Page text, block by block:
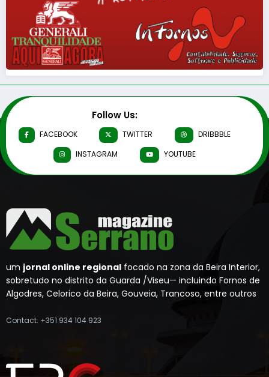
Follow Us:
FACEBOOK TWITTER
DRIBBBLE
INSTAGRAM
YOUTUBE
um jornal online regional focado na zona da Beira Interior,
sobretudo no distrito da Guarda /Viseu— incluindo Fornos de
Algodres, Celorico da Beira, Gouveia, Trancoso, entre outros
Contact: +351 934 104 923